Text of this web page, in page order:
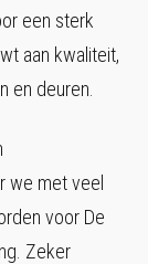
een sterk
aan kwaliteit,
en deuren.
we met veel
voor De
Zeker